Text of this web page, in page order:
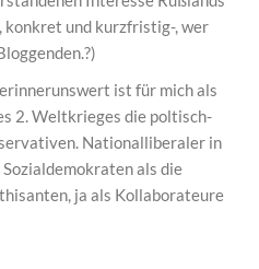
und kurzfristig-, wer
ist für mich als
2. Weltkrieges die poltisch-
Nationalliberaler in
als die
ja als Kollaborateure